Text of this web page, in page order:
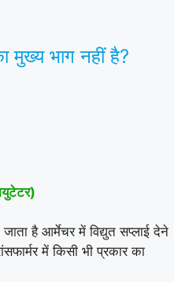
मुख्य भाग नहीं है?
है आर्मेचर में विद्युत सप्लाई देने
में किसी भी प्रकार का